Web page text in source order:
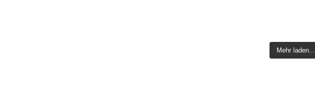
Mehr laden...